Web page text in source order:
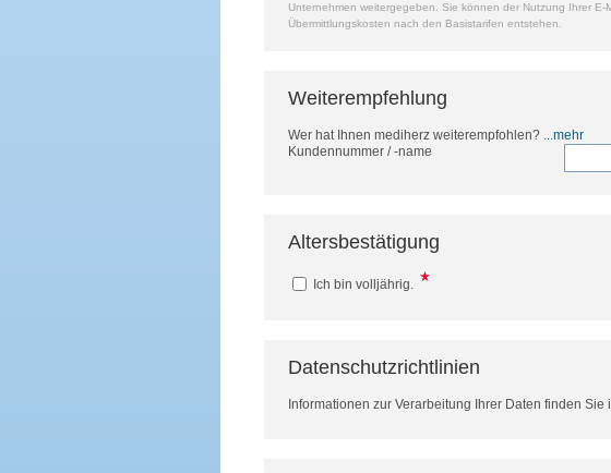
Unternehmen weitergegeben. Sie können der Nutzung Ihrer
Übermittlungskosten nach den Basistarifen entstehen.
Weiterempfehlung
Wer hat Ihnen mediherz weiterempfohlen? ...mehr
Kundennummer / -name
Altersbestätigung
Ich bin volljährig.
Datenschutzrichtlinien
Informationen zur Verarbeitung Ihrer Daten finden Sie